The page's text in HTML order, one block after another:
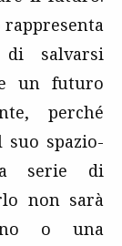
rappresenta
salvarsi
un futuro
perché
suo spazio-
serie di
non sarà
o una